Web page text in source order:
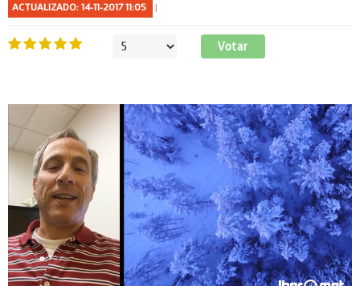
ACTUALIZADO: 14-11-2017 11:05
Ratio:5/5
Por